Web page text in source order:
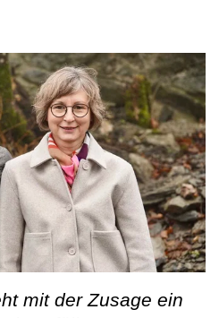
mit der Zusage ein